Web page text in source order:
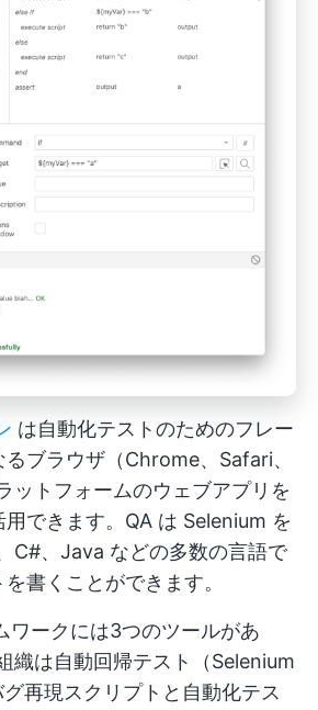
は自動化テストのためのフレー
ブラウザ（Chrome、Safari、
ットフォームのウェブアプリを
できます。QA は Selenium を
C#、Java などの多数の言語で
書くことができます。
ワークには3つのツールがあ
織は自動回帰テスト（Selenium
再現スクリプトと自動化テス